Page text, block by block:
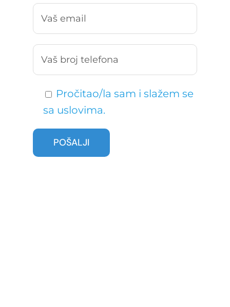
Pročitao/la sam i slažem se
sa uslovima.